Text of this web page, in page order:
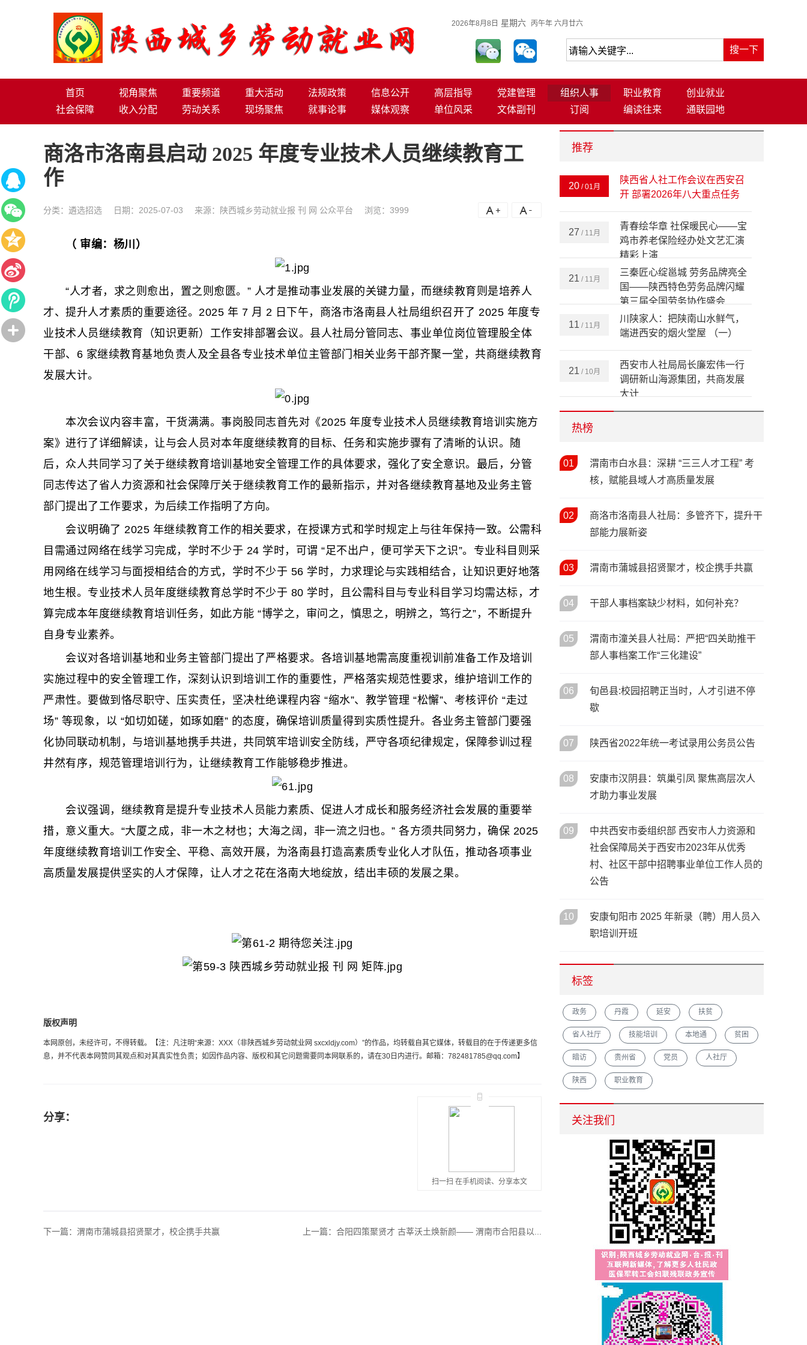
2026年8月8日 星期六 丙午年 六月廿六
首页 视角聚焦 重要频道 重大活动 法规政策 信息公开 高层指导 党建管理 组织人事 职业教育
创业就业
社会保障
收入分配 劳动关系 现场聚焦 就事论事 媒体观察 单位风采 文体副刊 订阅 编读往来 通联园地
商洛市洛南县启动 2025 年度专业技术人员继续教育工
作
分类： 遴选招选 日期：2025-07-03 来源：陕西城乡劳动就业报 刊 网 公众平台 浏览： 3999
（ 审编：杨川）
“人才者，求之则愈出，置之则愈匮。” 人才是推动事业发展的关键力量，而继续教育则是培养人
才、提升人才素质的重要途径。2025 年 7 月 2 日下午，商洛市洛南县人社局组织召开了 2025 年度专
业技术人员继续教育（知识更新）工作安排部署会议。县人社局分管同志、事业单位岗位管理股全体
干部、6 家继续教育基地负责人及全县各专业技术单位主管部门相关业务干部齐聚一堂，共商继续教育
发展大计。
本次会议内容丰富，干货满满。事岗股同志首先对《2025 年度专业技术人员继续教育培训实施方
案》进行了详细解读，让与会人员对本年度继续教育的目标、任务和实施步骤有了清晰的认识。随
后，众人共同学习了关于继续教育培训基地安全管理工作的具体要求，强化了安全意识。最后，分管
同志传达了省人力资源和社会保障厅关于继续教育工作的最新指示，并对各继续教育基地及业务主管
部门提出了工作要求，为后续工作指明了方向。
会议明确了 2025 年继续教育工作的相关要求，在授课方式和学时规定上与往年保持一致。公需科
目需通过网络在线学习完成，学时不少于 24 学时，可谓 “足不出户，便可学天下之识”。专业科目则采
用网络在线学习与面授相结合的方式，学时不少于 56 学时，力求理论与实践相结合，让知识更好地落
地生根。专业技术人员年度继续教育总学时不少于 80 学时，且公需科目与专业科目学习均需达标，才
算完成本年度继续教育培训任务，如此方能 “博学之，审问之，慎思之，明辨之，笃行之”，不断提升
自身专业素养。
会议对各培训基地和业务主管部门提出了严格要求。各培训基地需高度重视训前准备工作及培训
实施过程中的安全管理工作，深刻认识到培训工作的重要性，严格落实规范性要求，维护培训工作的
严肃性。要做到恪尽职守、压实责任，坚决杜绝课程内容 “缩水”、教学管理 “松懈”、考核评价 “走过
场” 等现象，以 “如切如磋，如琢如磨” 的态度，确保培训质量得到实质性提升。各业务主管部门要强
化协同联动机制，与培训基地携手共进，共同筑牢培训安全防线，严守各项纪律规定，保障参训过程
井然有序，规范管理培训行为，让继续教育工作能够稳步推进。
会议强调，继续教育是提升专业技术人员能力素质、促进人才成长和服务经济社会发展的重要举
措，意义重大。“大厦之成，非一木之材也；大海之阔，非一流之归也。” 各方须共同努力，确保 2025
年度继续教育培训工作安全、平稳、高效开展，为洛南县打造高素质专业化人才队伍，推动各项事业
高质量发展提供坚实的人才保障，让人才之花在洛南大地绽放，结出丰硕的发展之果。
版权声明
本网原创，未经许可，不得转载。【注：凡注明“来源：XXX（非陕西城乡劳动就业网 sxcxldjy.com）”的作品，均转载自其它媒体，转载目的在于传递更多信
息，并不代表本网赞同其观点和对其真实性负责；如因作品内容、版权和其它问题需要同本网联系的，请在30日内进行。邮箱：782481785@qq.com】
分享：
扫一扫 在手机阅读、分享本文
上一篇： 合阳四策聚贤才 古莘沃土焕新颜—— 渭南市合阳县以...
下一篇： 渭南市蒲城县招贤聚才，校企携手共赢
推荐
20/ 01月
陕西省人社工作会议在西安召
开 部署2026年八大重点任务
27 / 11月
青春绘华章 社保暖民心——宝
鸡市养老保险经办处文艺汇演
精彩上演
21 / 11月
三秦匠心绽邕城 劳务品牌亮全
国——陕西特色劳务品牌闪耀
第三届全国劳务协作盛会
11 / 11月
川陕家人：把陕南山水鲜气，
端进西安的烟火堂屋 （一）
21 / 10月
西安市人社局局长廉宏伟一行
调研新山海源集团，共商发展
大计
全省依法行政和劳动保障监察
12 / 02月
情暖新春 关怀同行——陕西省
问活动
03 / 02月
业——西安市2026年春风行动
暨就业援助季（春暖农民工）
社会保障工作会议 擘画“十五
02 / 02月
春风送岗暖秦巴 协作赋能促就
业——陕西省2026年春风行动
市汉滨区举行
热榜
01
渭南市白水县：深耕 “三三人才工程” 考
核，赋能县域人才高质量发展
02
商洛市洛南县人社局：多管齐下，提升干
部能力展新姿
03 渭南市蒲城县招贤聚才，校企携手共赢
04 干部人事档案缺少材料，如何补充？
05
渭南市潼关县人社局：严把“四关助推干
部人事档案工作“三化建设”
06
旬邑县:校园招聘正当时，人才引进不停
歇
07 陕西省2022年统一考试录用公务员公告
08
安康市汉阴县：筑巢引凤 聚焦高层次人
才助力事业发展
09
中共西安市委组织部 西安市人力资源和
社会保障局关于西安市2023年从优秀
村、社区干部中招聘事业单位工作人员的
公告
10
安康旬阳市 2025 年新录（聘）用人员入
职培训开班
标签
政务 丹霞 延安 扶贫
省人社厅 技能培训 本地通 贫困
暗访 贵州省 党员 人社厅
陕西 职业教育
汉中市重点培育农村创业致富带头人促脱贫增收
关注我们